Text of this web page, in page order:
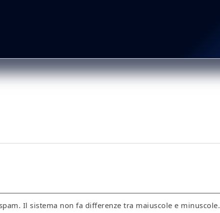
Il sistema non fa differenze tra maiuscole e minuscole.